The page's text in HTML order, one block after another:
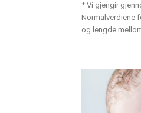
* Vi gjengir
Normalverdiene
og lengde